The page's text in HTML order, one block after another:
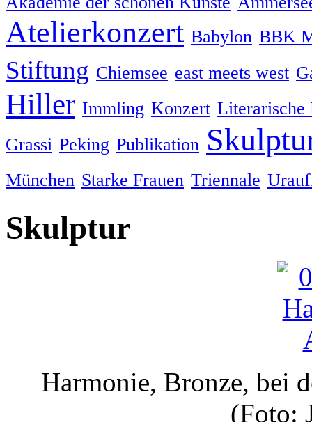
Atelierkonzert Babylon BBK
Stiftung Chiemsee east meets west
Hiller Immling Konzert Literarische
Grassi Peking Publikation
München Starke Frauen Triennale
Skulptur
Harmonie, Bronze, bei
(Foto: